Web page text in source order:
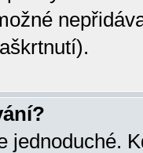
jednoduché.